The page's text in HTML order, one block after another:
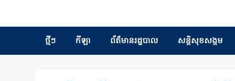
ថ្មីៗ កីឡា ព័ត៏មានរដ្ឋបាល សន្តិសុខសង្គម